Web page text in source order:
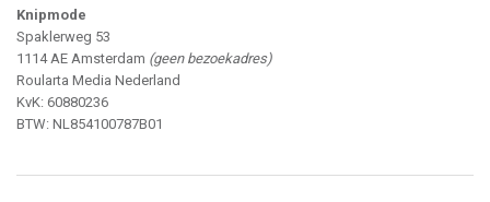
Knipmode
Spaklerweg 53
1114 AE Amsterdam (geen bezoekadres)
Roularta Media Nederland
KvK: 60880236
BTW: NL854100787B01